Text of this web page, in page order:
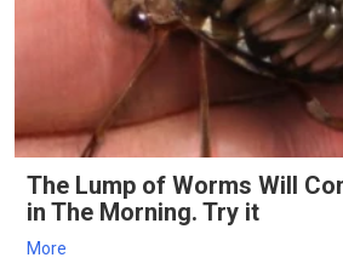
The Lump of Worms Will
in The Morning. Try it
More